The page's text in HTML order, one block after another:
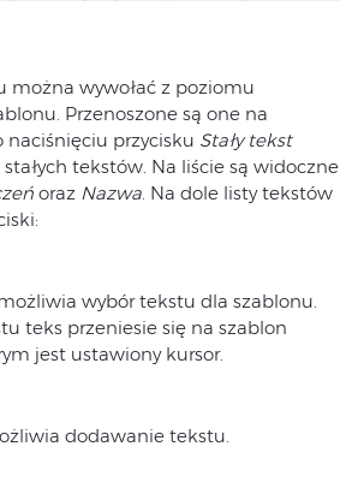
można wywołać z poziomu
Przenoszone są one na
naciśnięciu przycisku Stały tekst
tekstów. Na liście są widoczne
oraz Nazwa . Na dole listy tekstów
wybór tekstu dla szablonu.
teks przeniesie się na szablon
jest ustawiony kursor.
dodawanie tekstu.